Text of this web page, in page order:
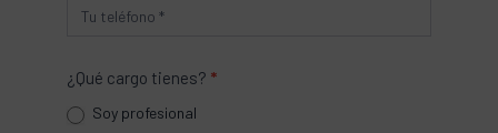
¿Qué cargo tienes? *
Soy profesional